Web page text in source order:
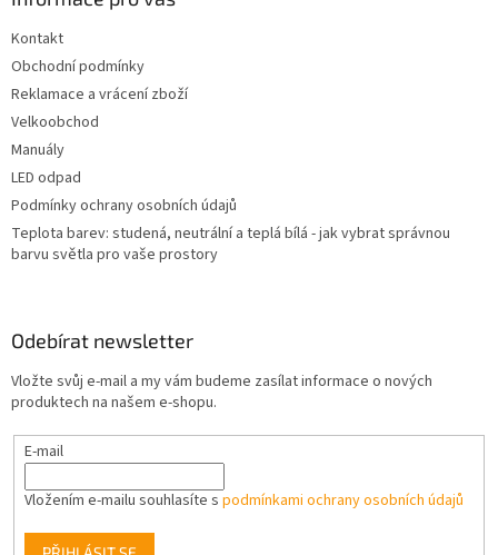
Kontakt
Obchodní podmínky
Reklamace a vrácení zboží
Velkoobchod
Manuály
LED odpad
Podmínky ochrany osobních údajů
Teplota barev: studená, neutrální a teplá bílá - jak vybrat správnou
barvu světla pro vaše prostory
Odebírat newsletter
Vložte svůj e-mail a my vám budeme zasílat informace o nových
produktech na našem e-shopu.
E-mail
Vložením e-mailu souhlasíte s podmínkami ochrany osobních údajů